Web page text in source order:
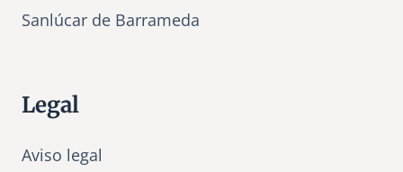
Sanlúcar de Barrameda
Legal
Aviso legal